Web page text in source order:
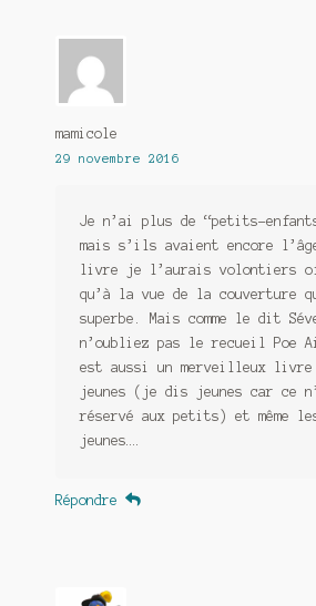
mamicole
29 novembre 2016
Je n’ai plus de “petits-
mais s’ils avaient encore
livre je l’aurais volontiers
qu’à la vue de la couverture
superbe. Mais comme le dit
n’oubliez pas le recueil Poe
est aussi un merveilleux livre
jeunes (je dis jeunes car ce
réservé aux petits) et même
jeunes….
Répondre